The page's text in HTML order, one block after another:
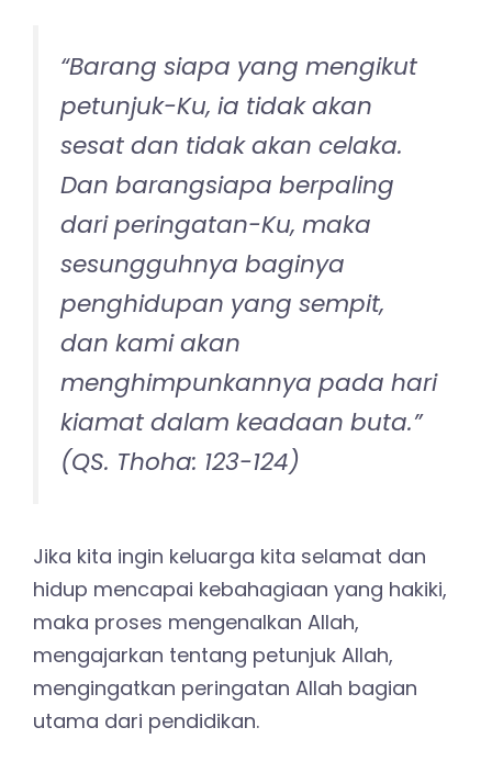
utama dari pendidikan.
Maka pendidikan Islam sangat penting,
karena hanya dengan memahami tuntutan
Islam, kita mencapai keselamatan. Dengan
demikian pendidikan Islam adalah jalan
menuju keselamatan.
Jika seorang ibu belajar terus dan
berikhtiar terus untuk menerapkan
parenting islami, meski belum sempurna,
meski tambal sulam, meski jatuh bangun,
namun semoga Allah mencatat kita
sebagai manusia yang berusaha
“Hai orang-orang yang
beriman, peliharalah dirimu
dan keluargamu dari api
neraka yang bahan bakarnya